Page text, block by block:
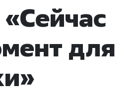
для